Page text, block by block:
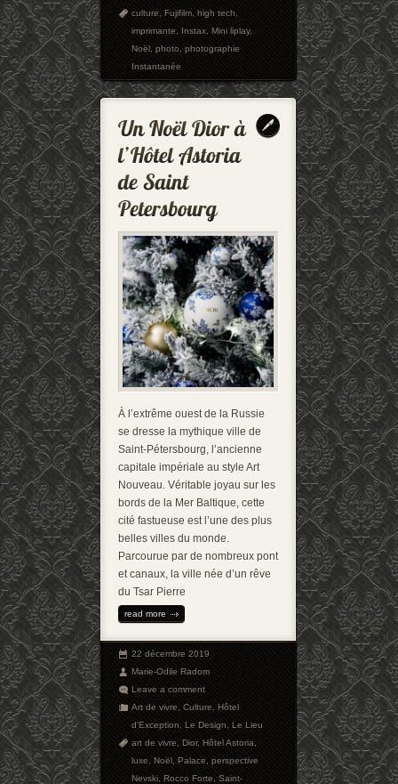
culture,Fujifilm,high tech,
imprimante,Instax,Mini liplay,
Noël,photo,photographie
Instantanée
À l’extrême ouest de la Russie
se dresse la mythique ville de
Saint-Pétersbourg, l’ancienne
capitale impériale au style Art
Nouveau. Véritable joyau sur les
bords de la Mer Baltique, cette
cité fastueuse est l’une des plus
belles villes du monde.
Parcourue par de nombreux pont
et canaux, la ville née d’un rêve
du Tsar Pierre
read more
22 décembre 2019
Marie-Odile Radom
Leave a comment
Art de vivre,Culture,Hôtel
d'Exception,Le Design,Le Lieu
art de vivre,Dior,Hôtel Astoria,
luxe,Noël,Palace,perspective
Nevski,Rocco Forte,Saint-